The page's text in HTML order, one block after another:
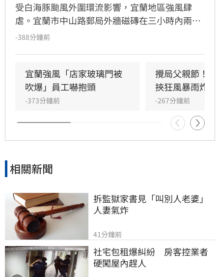
受白海豚颱風外圍環流影響，宜蘭地區強風肆
虐。宜蘭市中山路郵局外牆磁磚在三小時內兩度
剝落，武營街亦發生磁磚砸地險象，所幸無人傷
全面停駛。
-388分鐘前
宜蘭強風「店家玻璃門被
吹爆」員工嚇抱頭
-373分鐘前
攪局父親節！
挾狂風暴雨炸雙
-267分鐘前
相關新聞
拆監獄家書見「叫別人老婆」
人妻氣炸
41分鐘前
社宅包租爆糾紛　房客控業者
硬闖屋內趕人